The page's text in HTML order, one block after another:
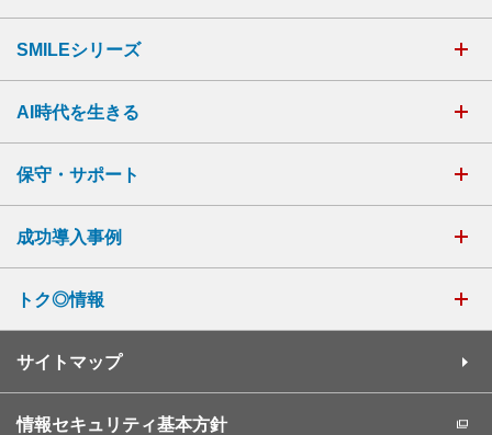
SMILEシリーズ
AI時代を生きる
保守・サポート
成功導入事例
トク◎情報
サイトマップ
情報セキュリティ基本方針